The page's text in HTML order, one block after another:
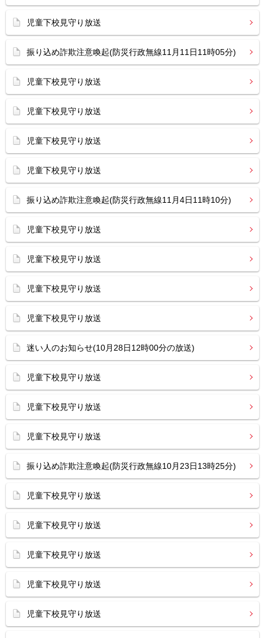
児童下校見守り放送
振り込め詐欺注意喚起(防災行政無線11月11日11時05分)
児童下校見守り放送
児童下校見守り放送
児童下校見守り放送
児童下校見守り放送
振り込め詐欺注意喚起(防災行政無線11月4日11時10分)
児童下校見守り放送
児童下校見守り放送
児童下校見守り放送
児童下校見守り放送
迷い人のお知らせ(10月28日12時00分の放送)
児童下校見守り放送
児童下校見守り放送
児童下校見守り放送
振り込め詐欺注意喚起(防災行政無線10月23日13時25分)
児童下校見守り放送
児童下校見守り放送
児童下校見守り放送
児童下校見守り放送
児童下校見守り放送